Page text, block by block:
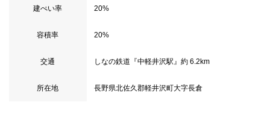
建ぺい率 20%
容積率 20%
交通 しなの鉄道『中軽井沢駅』約 6.2km
所在地 長野県北佐久郡軽井沢町大字長倉